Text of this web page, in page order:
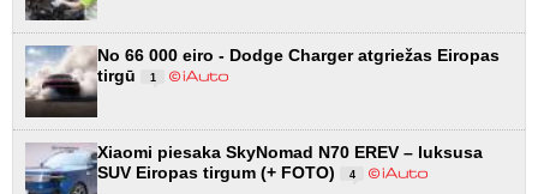
No 66 000 eiro - Dodge Charger atgriežas Eiropas
tirgū
1
Xiaomi piesaka SkyNomad N70 EREV – luksusa
SUV Eiropas tirgum (+ FOTO)
4